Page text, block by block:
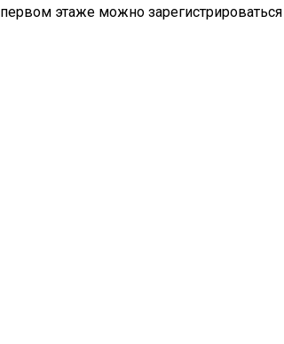
первом этаже можно